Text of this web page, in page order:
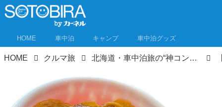
HOME 車中泊 キャンプ 車中泊グッズ
HOME クルマ旅 北海道・車中泊旅の“神コンビニ”セイコーマート! 北海道民が教える厳選イチオシ商品はこれ！コスパ最強！